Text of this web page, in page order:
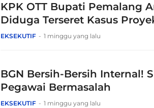
KPK OTT Bupati Pemalang
Diduga Terseret Kasus
Jabatan
EKSEKUTIF 1 minggu yang lalu
BGN Bersih-Bersih Internal!
Pegawai Bermasalah
EKSEKUTIF 1 minggu yang lalu